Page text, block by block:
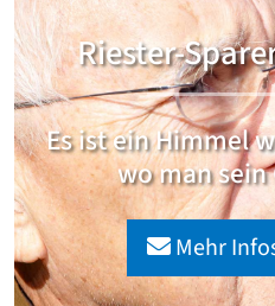
Riester-
Es ist ein Himmel
wo man
Mehr